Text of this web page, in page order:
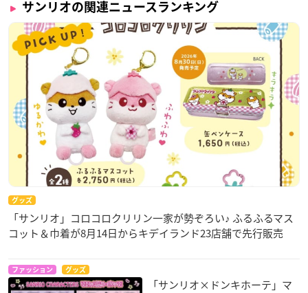
サンリオの関連ニュースランキング
グッズ
「サンリオ」コロコロクリリン一家が勢ぞろい♪ ふるふるマス
コット＆巾着が8月14日からキデイランド23店舗で先行販売
ファッション グッズ
「サンリオ×ドンキホーテ」マ